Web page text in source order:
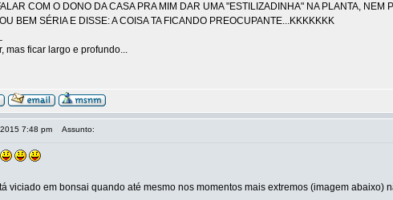
COM O DONO DA CASA PRA MIM DAR UMA "ESTILIZADINHA" NA PLANTA, NEM
BEM SÉRIA E DISSE: A COISA TA FICANDO PREOCUPANTE...KKKKKKK
mas ficar largo e profundo...
7:48 pm Assunto:
viciado em bonsai quando até mesmo nos momentos mais extremos (imagem